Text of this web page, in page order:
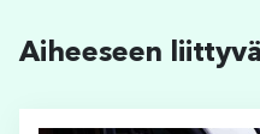
Aiheeseen